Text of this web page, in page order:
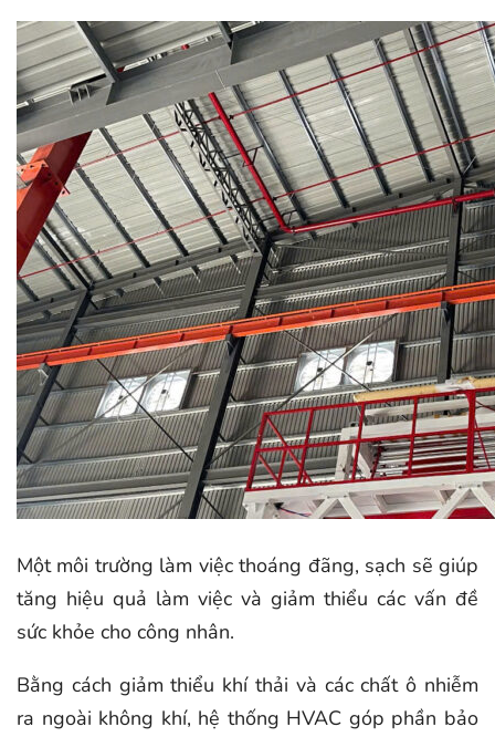
Một môi trường làm việc thoáng đãng, sạch sẽ giúp
tăng hiệu quả làm việc và giảm thiểu các vấn đề
sức khỏe cho công nhân.
Bằng cách giảm thiểu khí thải và các chất ô nhiễm
ra ngoài không khí, hệ thống HVAC góp phần bảo